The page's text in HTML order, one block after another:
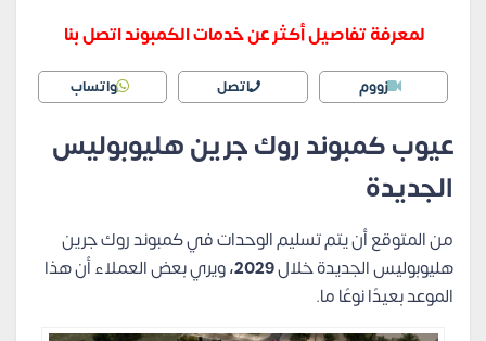
لمعرفة تفاصيل أكثر عن خدمات الكمبوند اتصل بنا
زووم اتصل واتساب
عيوب كمبوند روك جرين هليوبوليس
الجديدة
من المتوقع أن يتم تسليم الوحدات في كمبوند روك جرين
هليوبوليس الجديدة خلال2029، ويري بعض العملاء أن هذا
الموعد بعيدًا نوعًا ما.